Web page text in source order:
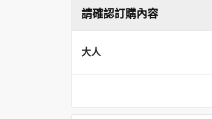
請確認訂購內容
大人